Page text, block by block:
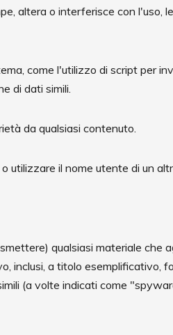
altera o interferisce con l'uso,
come l'utilizzo di script per
di dati simili.
da qualsiasi contenuto.
utilizzare il nome utente di un
qualsiasi materiale che
inclusi, a titolo esemplificativo,
(a volte indicati come